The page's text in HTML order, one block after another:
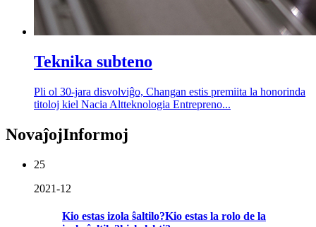
Teknika subteno
Pli ol 30-jara disvolviĝo, Changan estis premiita la honorinda
titoloj kiel Nacia Altteknologia Entrepreno...
NovaĵojInformoj
25
2021-12
Kio estas izola ŝaltilo?Kio estas la rolo de la